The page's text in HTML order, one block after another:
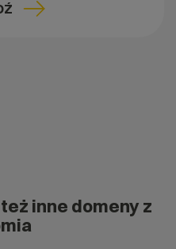
inne domeny z